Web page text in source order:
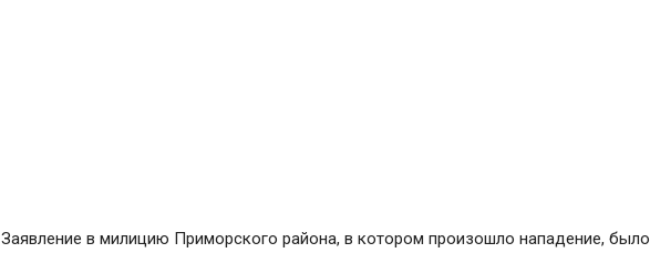
Заявление в милицию Приморского района, в котором произошло нападение, было